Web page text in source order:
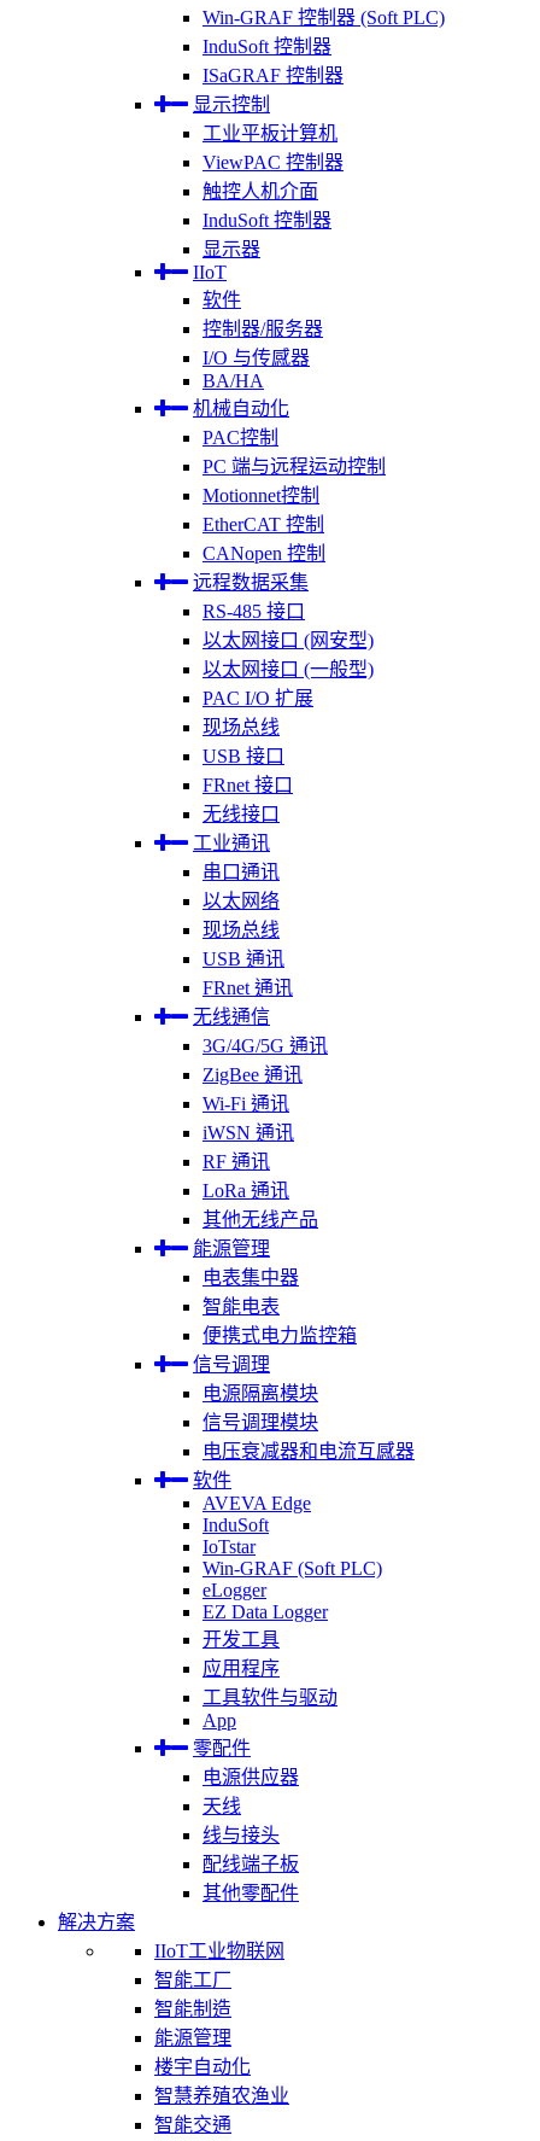
Win-GRAF 控制器 (Soft PLC)
InduSoft 控制器
ISaGRAF 控制器
显示控制
工业平板计算机
ViewPAC 控制器
触控人机介面
InduSoft 控制器
显示器
IIoT
软件
控制器/服务器
I/O 与传感器
BA/HA
机械自动化
PAC控制
PC 端与远程运动控制
Motionnet控制
EtherCAT 控制
CANopen 控制
远程数据采集
RS-485 接口
以太网接口 (网安型)
以太网接口 (一般型)
PAC I/O 扩展
现场总线
USB 接口
FRnet 接口
无线接口
工业通讯
串口通讯
以太网络
现场总线
USB 通讯
FRnet 通讯
无线通信
3G/4G/5G 通讯
ZigBee 通讯
Wi-Fi 通讯
iWSN 通讯
RF 通讯
LoRa 通讯
其他无线产品
能源管理
电表集中器
智能电表
便携式电力监控箱
信号调理
电源隔离模块
信号调理模块
电压衰减器和电流互感器
软件
AVEVA Edge
InduSoft
IoTstar
Win-GRAF (Soft PLC)
eLogger
EZ Data Logger
开发工具
应用程序
工具软件与驱动
App
零配件
电源供应器
天线
线与接头
配线端子板
其他零配件
解决方案
IIoT工业物联网
智能工厂
智能制造
能源管理
楼宇自动化
智慧养殖农渔业
智能交通